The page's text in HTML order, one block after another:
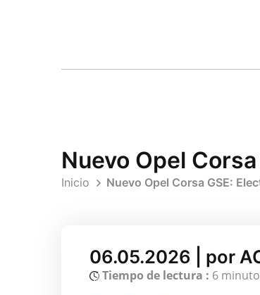
Nuevo Opel
Inicio Nuevo Opel Corsa GSE:
06.05.2026 | por
Tiempo de lectura : 6